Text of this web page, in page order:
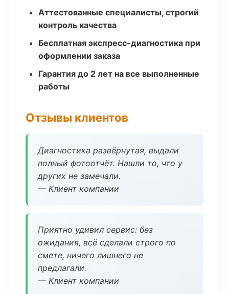
Аттестованные специалисты, строгий
контроль качества
Бесплатная экспресс-диагностика при
оформлении заказа
Гарантия до 2 лет на все выполненные
работы
Отзывы клиентов
Диагностика развёрнутая, выдали
полный фотоотчёт. Нашли то, что у
других не замечали.
— Клиент компании
Приятно удивил сервис: без
ожидания, всё сделали строго по
смете, ничего лишнего не
предлагали.
— Клиент компании